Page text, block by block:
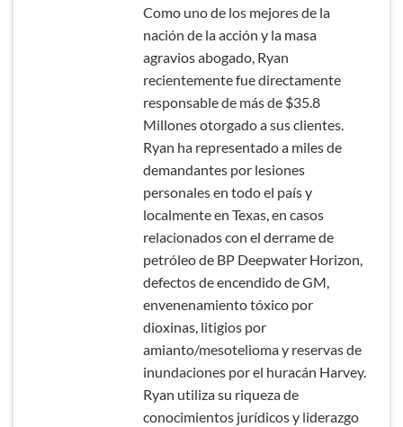
Como uno de los mejores de la
nación de la acción y la masa
agravios abogado, Ryan
recientemente fue directamente
responsable de más de $35.8
Millones otorgado a sus clientes.
Ryan ha representado a miles de
demandantes por lesiones
personales en todo el país y
localmente en Texas, en casos
relacionados con el derrame de
petróleo de BP Deepwater Horizon,
defectos de encendido de GM,
envenenamiento tóxico por
dioxinas, litigios por
amianto/mesotelioma y reservas de
inundaciones por el huracán Harvey.
Ryan utiliza su riqueza de
conocimientos jurídicos y liderazgo